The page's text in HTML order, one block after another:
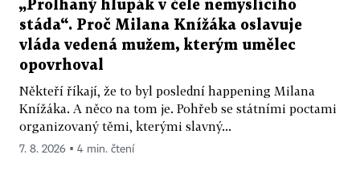
„Prolhaný hlupák v čele nemyslícího
stáda“. Proč Milana Knížáka oslavuje
vláda vedená mužem, kterým umělec
opovrhoval
Někteří říkají, že to byl poslední happening Milana
Knížáka. A něco na tom je. Pohřeb se státními poctami
organizovaný těmi, kterými slavný...
7. 8. 2026 ▪ 4 min. čtení